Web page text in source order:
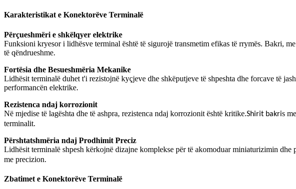
Karakteristikat e Konektorëve Terminalë
Përçueshmëri e shkëlqyer elektrike
Funksioni kryesor i lidhësve terminal është të sigurojë transmetim efikas të rrymës. Bakri,
të qëndrueshme.
Fortësia dhe Besueshmëria Mekanike
Lidhësit terminalë duhet t'i rezistojnë kyçjeve dhe shkëputjeve të shpeshta dhe forcave të
performancën elektrike.
Rezistenca ndaj korrozionit
Në mjedise të lagështa dhe të ashpra, rezistenca ndaj korrozionit është kritike.Shirit bakris
terminalit.
Përshtatshmëria ndaj Prodhimit Preciz
Lidhësit terminalë shpesh kërkojnë dizajne komplekse për të akomoduar miniaturizimin dhe
me precizion.
Zbatimet e Konektorëve Terminalë